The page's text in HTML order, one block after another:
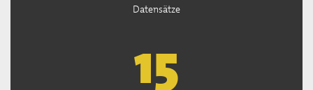
Datensätze
15